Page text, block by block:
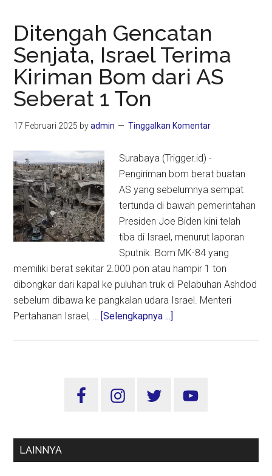
Ditengah Gencatan
Senjata, Israel Terima
Kiriman Bom dari AS
Seberat 1 Ton
17 Februari 2025 byadmin Tinggalkan Komentar
Surabaya (Trigger.id) -
Pengiriman bom berat buatan
AS yang sebelumnya sempat
tertunda di bawah pemerintahan
Presiden Joe Biden kini telah
tiba di Israel, menurut laporan
Sputnik. Bom MK-84 yang
memiliki berat sekitar 2.000 pon atau hampir 1 ton
dibongkar dari kapal ke puluhan truk di Pelabuhan Ashdod
sebelum dibawa ke pangkalan udara Israel. Menteri
Pertahanan Israel, … [Selengkapnya ...]
Terima
dari
Sidebar
LAINNYA